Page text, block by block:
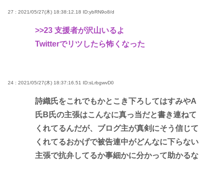
27 : 2021/05/27(木) 18:38:12.18 ID:ybRN9o8/d
>>23 支援者が沢山いるよ
Twitterでリツしたら怖くなった
24 : 2021/05/27(木) 18:37:16.51 ID:sLrbgwvD0
詩織氏をこれでもかとこき下ろしてはすみやA
氏B氏の主張はこんなに真っ当だと書き連ねて
くれてるんだが、ブログ主が真剣にそう信じて
くれてるおかげで被告連中がどんなに下らない
主張で抗弁してるか事細かに分かって助かるな